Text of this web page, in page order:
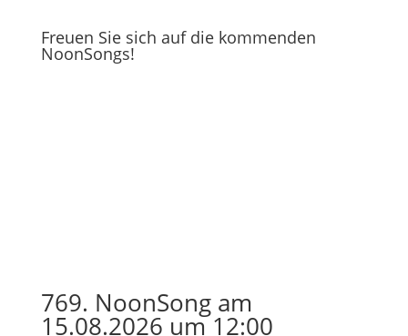
Freuen Sie sich auf die kommenden
NoonSongs!
769. NoonSong am
15.08.2026 um 12:00